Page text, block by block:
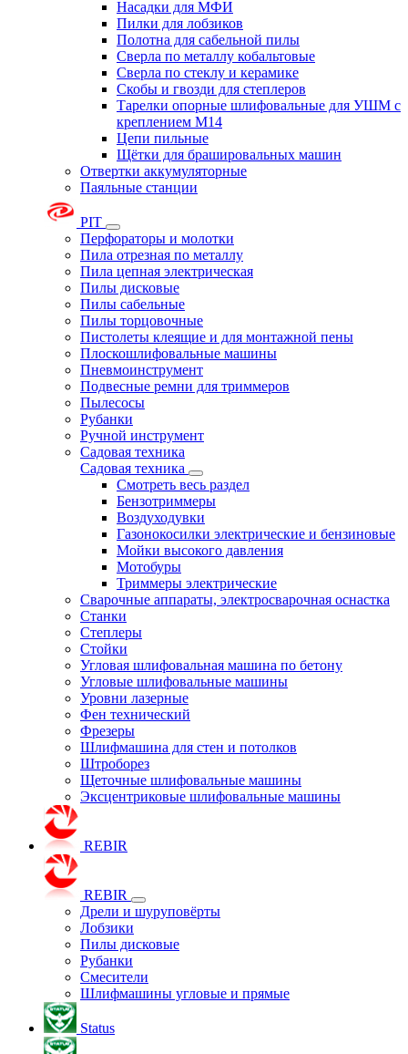
Насадки для МФИ
Пилки для лобзиков
Полотна для сабельной пилы
Сверла по металлу кобальтовые
Сверла по стеклу и керамике
Скобы и гвозди для степлеров
Тарелки опорные шлифовальные для УШМ с
креплением М14
Цепи пильные
Щётки для брашировальных машин
Отвертки аккумуляторные
Паяльные станции
PIT
Перфораторы и молотки
Пила отрезная по металлу
Пила цепная электрическая
Пилы дисковые
Пилы сабельные
Пилы торцовочные
Пистолеты клеящие и для монтажной пены
Плоскошлифовальные машины
Пневмоинструмент
Подвесные ремни для триммеров
Пылесосы
Рубанки
Ручной инструмент
Садовая техника
Садовая техника
Смотреть весь раздел
Бензотриммеры
Воздуходувки
Газонокосилки электрические и бензиновые
Мойки высокого давления
Мотобуры
Триммеры электрические
Сварочные аппараты, электросварочная оснастка
Станки
Степлеры
Стойки
Угловая шлифовальная машина по бетону
Угловые шлифовальные машины
Уровни лазерные
Фен технический
Фрезеры
Шлифмашина для стен и потолков
Штроборез
Щеточные шлифовальные машины
Эксцентриковые шлифовальные машины
REBIR
REBIR
Дрели и шуруповёрты
Лобзики
Пилы дисковые
Рубанки
Смесители
Шлифмашины угловые и прямые
Status